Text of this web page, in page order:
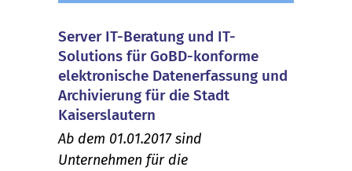
Server IT-Beratung und IT-
Solutions für GoBD-konforme
elektronische Datenerfassung und
Archivierung für die Stadt
Kaiserslautern
Ab dem 01.01.2017 sind
Unternehmen für die